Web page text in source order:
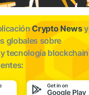
Crypto Newsy
globales sobre
tecnología blockchain